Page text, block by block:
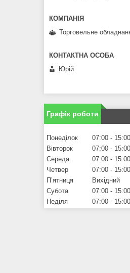
Торговельне
Юрій
Графік роботи
Понеділок 07:00
15:00
Вівторок
07:00
15:00
Середа
07:00
15:00
Четвер
07:00
15:00
Пʼятниця
Вихідний
Субота
07:00
15:00
Неділя
07:00 15:00